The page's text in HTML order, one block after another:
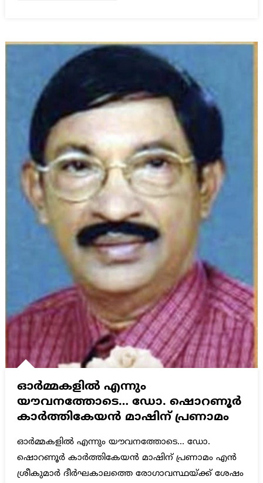
ഓർമ്മകളിൽ എന്നും
യൗവനത്തോടെ… ഡോ. ഷൊറണൂർ
കാർത്തികേയൻ മാഷിന് പ്രണാമം
ഓർമ്മകളിൽ എന്നും യൗവനത്തോടെ… ഡോ.
ഷൊറണൂർ കാർത്തികേയൻ മാഷിന് പ്രണാമം എൻ
ശ്രീകുമാർ ദീർഘകാലത്തെ രോഗാവസ്ഥയ്ക്ക് ശേഷം